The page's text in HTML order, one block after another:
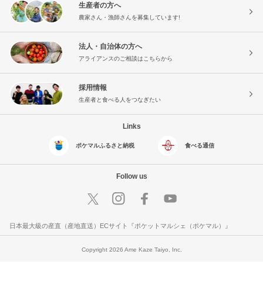
生産者の方へ
農家さん・漁師さんを募集しています!
法人・自治体の方へ
アライアンスのご相談はこちらから
採用情報
生産者と食べる人をつなぎたい
Links
ポケマルふるさと納税 食べる通信
Follow us
日本最大級の産直（産地直送）ECサイト『ポケットマルシェ（ポケマル）』
Copyright 2026 Ame Kaze Taiyo, Inc.